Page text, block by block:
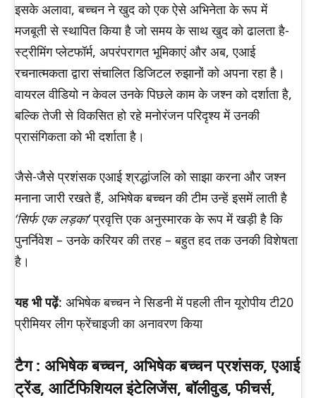
इसके अलावा, बच्चन ने खुद को एक ऐसे अभिनेता के रूप में
मजबूती से स्थापित किया है जो समय के साथ खुद को ढालता है-
स्ट्रीमिंग प्लेटफॉर्म, अपरंपरागत भूमिकाएं और अब, एआई
रचनात्मकता द्वारा संचालित डिजिटल रुझानों को अपना रहा है।
वायरल वीडियो न केवल उनके पिछले काम के जश्न को दर्शाता है,
बल्कि तेजी से विकसित हो रहे मनोरंजन परिदृश्य में उनकी
प्रासंगिकता को भी दर्शाता है।
जैसे-जैसे प्रशंसक एआई श्रद्धांजलि को साझा करना और जश्न
मनाना जारी रखते हैं, अभिषेक बच्चन की टीम उन्हें इसमें लाती है
‘सिर्फ एक लड़का’प्रवृत्ति एक अनुस्मारक के रूप में खड़ी है कि
पुनर्निवेश – उनके करियर की तरह – बहुत हद तक उनकी विशेषता
है।
यह भी पढ़ें: अभिषेक बच्चन ने सिडनी में पहली तीन यूरोपीय टी20
प्रीमियर लीग फ्रेंचाइजी का अनावरण किया
टैग : अभिषेक बच्चन, अभिषेक बच्चन प्रशंसक, एआई
ट्रेंड, आर्टिफिशियल इंटेलिजेंस, बॉलीवुड, फीचर्स,